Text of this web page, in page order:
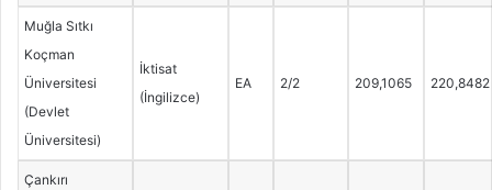
Muğla Sıtkı
Koçman
Üniversitesi
(Devlet
Üniversitesi)
İktisat
(İngilizce)
EA 2/2 209,1065 220,8482
Çankırı